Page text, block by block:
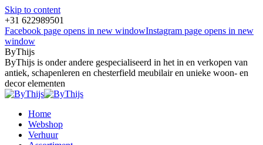
Skip to content
+31 622989501
Facebook page opens in new windowInstagram page opens in new
window
ByThijs
ByThijs is onder andere gespecialiseerd in het in en verkopen van
antiek, schapenleren en chesterfield meubilair en unieke woon- en
decor elementen
Home
Webshop
Verhuur